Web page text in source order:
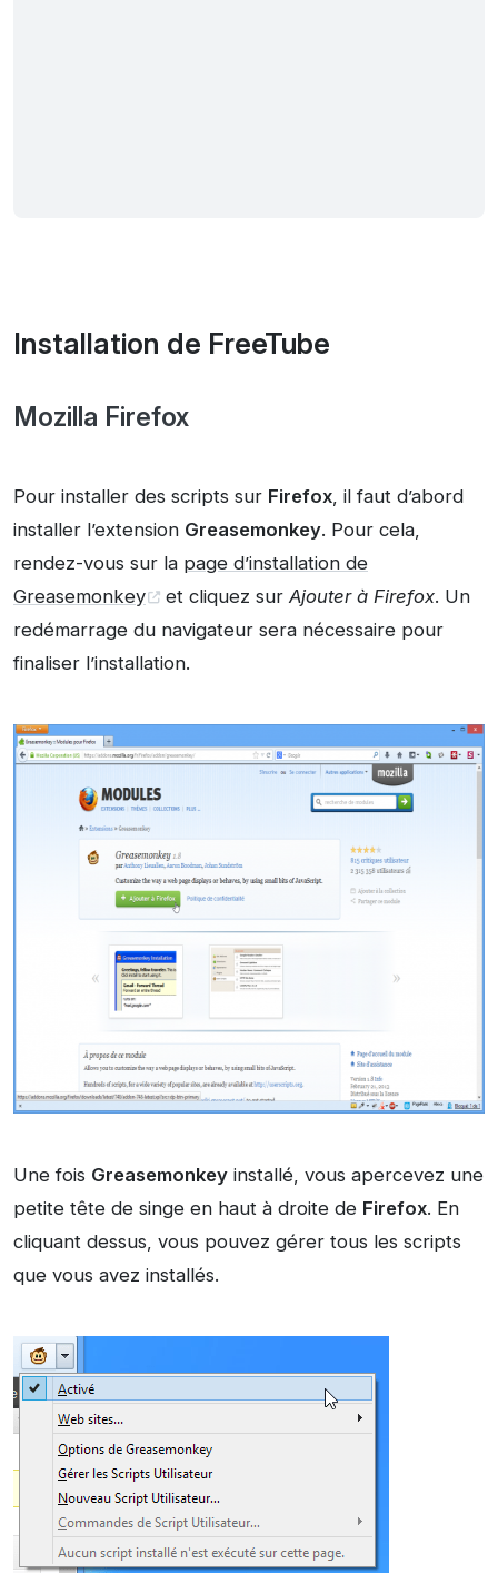
Installation de FreeTube
Mozilla Firefox
Pour installer des scripts sur Firefox, il faut d’abord
installer l’extension Greasemonkey. Pour cela,
rendez-vous sur la page d’installation de
Greasemonkey
et cliquez surAjouter à Firefox. Un
redémarrage du navigateur sera nécessaire pour
finaliser l’installation.
Une fois Greasemonkey installé, vous apercevez une
petite tête de singe en haut à droite de Firefox. En
cliquant dessus, vous pouvez gérer tous les scripts
que vous avez installés.